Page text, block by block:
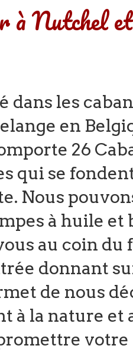
Nutchel et
dans les
en
26
qui se
Nous
à huile et
au coin du
donnant
de nous
à la nature et